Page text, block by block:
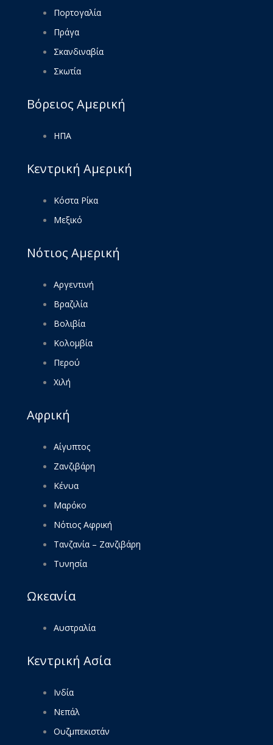
Πορτογαλία
Πράγα
Σκανδιναβία
Σκωτία
Βόρειος Αμερική
ΗΠΑ
Κεντρική Αμερική
Κόστα Ρίκα
Μεξικό
Νότιος Αμερική
Αργεντινή
Βραζιλία
Βολιβία
Κολομβία
Περού
Χιλή
Αφρική
Αίγυπτος
Ζανζιβάρη
Κένυα
Μαρόκο
Νότιος Αφρική
Τανζανία – Ζανζιβάρη
Τυνησία
Ωκεανία
Αυστραλία
Κεντρική Ασία
Ινδία
Νεπάλ
Ουζμπεκιστάν